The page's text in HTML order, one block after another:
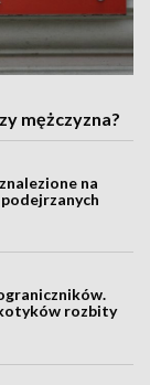
mężczyzna?
na
rozbity